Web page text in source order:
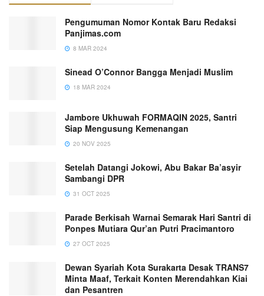
Pengumuman Nomor Kontak Baru Redaksi
Panjimas.com
8 MAR 2024
Sinead O’Connor Bangga Menjadi Muslim
18 MAR 2024
Jambore Ukhuwah FORMAQIN 2025, Santri
Siap Mengusung Kemenangan
20 NOV 2025
Setelah Datangi Jokowi, Abu Bakar Ba’asyir
Sambangi DPR
31 OCT 2025
Parade Berkisah Warnai Semarak Hari Santri di
Ponpes Mutiara Qur’an Putri Pracimantoro
27 OCT 2025
Dewan Syariah Kota Surakarta Desak TRANS7
Minta Maaf, Terkait Konten Merendahkan Kiai
dan Pesantren